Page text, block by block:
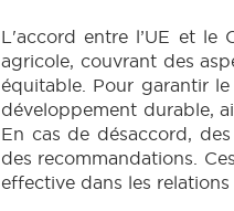
L'accord entre l’UE et le
agricole, couvrant des
équitable. Pour garantir
développement durable,
En cas de désaccord,
des recommandations.
effective dans les